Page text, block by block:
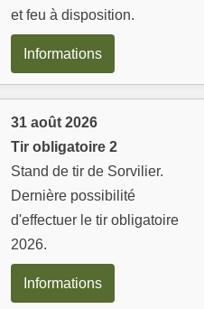
et feu à disposition.
Informations
31 août 2026
Tir obligatoire 2
Stand de tir de Sorvilier.
Dernière possibilité
d'effectuer le tir obligatoire
2026.
Informations